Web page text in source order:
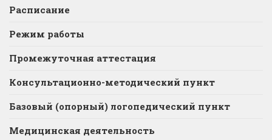
Расписание
Режим работы
Промежуточная аттестация
Консультационно-методический пункт
Базовый (опорный) логопедический пункт
Медицинская деятельность